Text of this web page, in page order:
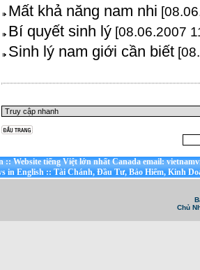
Mất khả năng nam nhi
Bí quyết sinh lý [08.06.2007
Sinh lý nam giới cần biết
::Website tiếng Việt lớn nhất Canada email:
in English::Tài Chánh, Đầu Tư, Bảo Hiểm, Kinh
Chủ